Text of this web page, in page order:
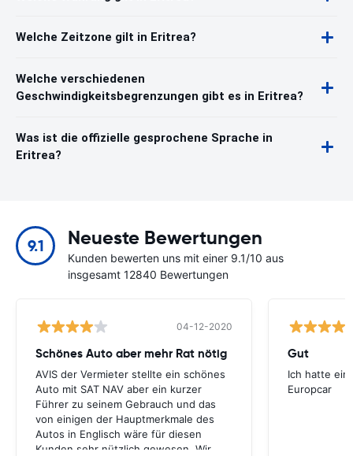
Welche Zeitzone gilt in Eritrea?
Welche verschiedenen
Geschwindigkeitsbegrenzungen gibt es in Eritrea?
Was ist die offizielle gesprochene Sprache in
Eritrea?
9.1 Neueste Bewertungen
Kunden bewerten uns mit einer 9.1/10 aus
insgesamt 12840 Bewertungen
04-12-2020
Schönes Auto aber mehr Rat nötig
AVIS der Vermieter stellte ein schönes
Auto mit SAT NAV aber ein kurzer
Führer zu seinem Gebrauch und das
von einigen der Hauptmerkmale des
Autos in Englisch wäre für diesen
Kunden sehr nützlich gewesen. Wir
Gut
Ich hatte
Europcar